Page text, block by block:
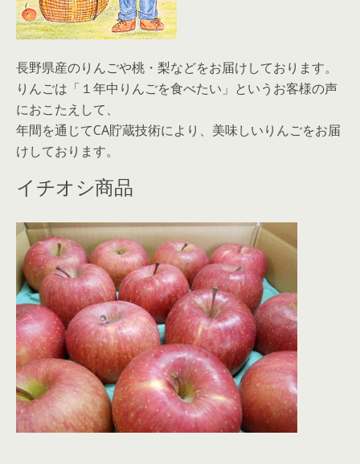
長野県産のりんごや桃・梨などをお届けしております。
りんごは「１年中りんごを食べたい」というお客様の声
におこたえして、
年間を通じてCA貯蔵技術により、美味しいりんごをお届
けしております。
イチオシ商品